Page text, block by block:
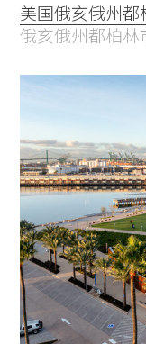
美国俄亥俄州
俄亥俄州都柏林